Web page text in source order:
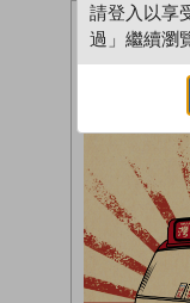
請登入以享
過」繼續瀏